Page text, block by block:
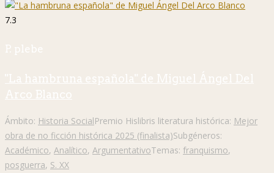
7.3
P. plebe
"La hambruna española" de Miguel Ángel Del
Arco Blanco
Ámbito: Historia SocialPremio Hislibris literatura histórica: Mejor
obra de no ficción histórica 2025 (finalista)Subgéneros:
Académico, Analítico, ArgumentativoTemas: franquismo,
posguerra, S. XX